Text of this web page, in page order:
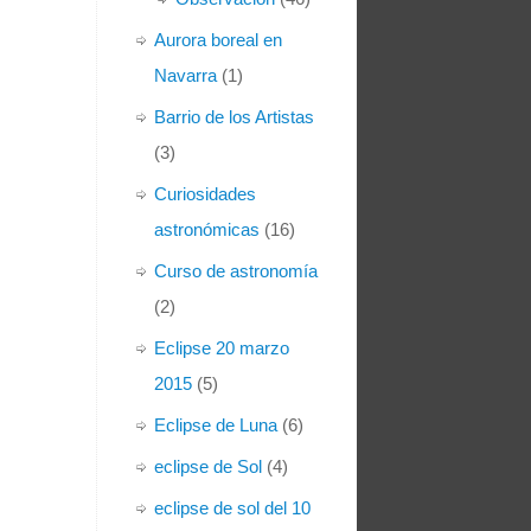
Aurora boreal en
Navarra (1)
Barrio de los Artistas
(3)
Curiosidades
astronómicas (16)
Curso de astronomía
(2)
Eclipse 20 marzo
2015 (5)
Eclipse de Luna (6)
eclipse de Sol (4)
eclipse de sol del 10